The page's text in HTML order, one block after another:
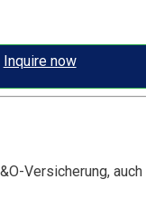
Inquire now
Versicherung,